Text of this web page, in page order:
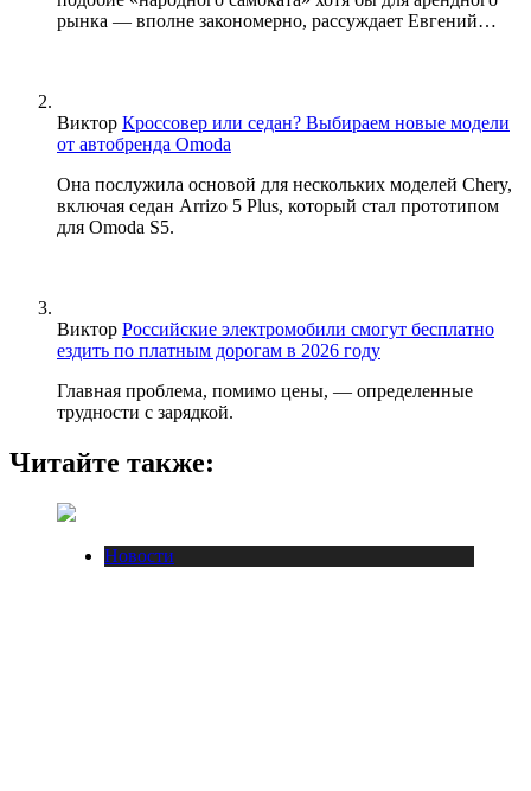
рынка — вполне закономерно, рассуждает Евгений…
Виктор Кроссовер или седан? Выбираем новые модели
от автобренда Omoda
Она послужила основой для нескольких моделей Chery,
включая седан Arrizo 5 Plus, который стал прототипом
для Omoda S5.
Виктор Российские электромобили смогут бесплатно
ездить по платным дорогам в 2026 году
Главная проблема, помимо цены, — определенные
трудности с зарядкой.
Читайте также:
Новости